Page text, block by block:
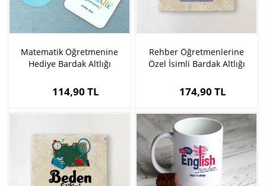
Matematik Öğretmenine
Hediye Bardak Altlığı
114,90 TL
Rehber Öğretmenlerine
Özel İsimli Bardak Altlığı
174,90 TL